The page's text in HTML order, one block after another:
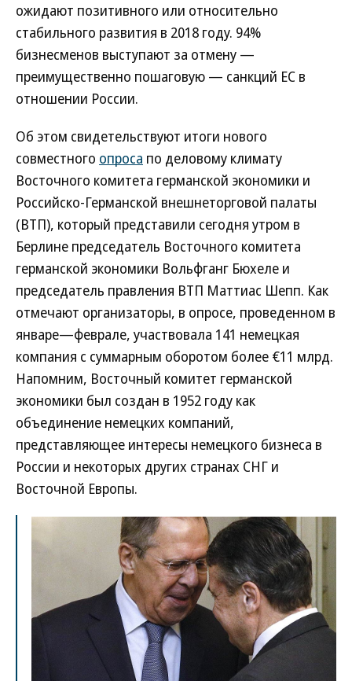
ожидают позитивного или относительно
стабильного развития в 2018 году. 94%
бизнесменов выступают за отмену —
преимущественно пошаговую — санкций ЕС в
отношении России.
Об этом свидетельствуют итоги нового
совместного опроса по деловому климату
Восточного комитета германской экономики и
Российско-Германской внешнеторговой палаты
(ВТП), который представили сегодня утром в
Берлине председатель Восточного комитета
германской экономики Вольфганг Бюхеле и
председатель правления ВТП Маттиас Шепп. Как
отмечают организаторы, в опросе, проведенном в
январе—феврале, участвовала 141 немецкая
компания с суммарным оборотом более €11 млрд.
Напомним, Восточный комитет германской
экономики был создан в 1952 году как
объединение немецких компаний,
представляющее интересы немецкого бизнеса в
России и некоторых других странах СНГ и
Восточной Европы.